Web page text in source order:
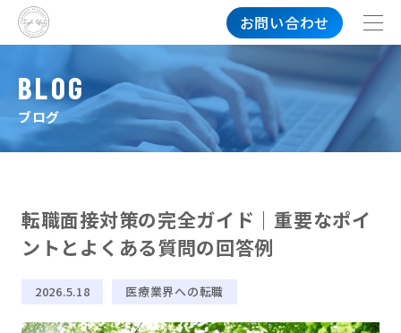
お問い合わせ
BLOG
ブログ
転職面接対策の完全ガイド｜重要なポイ
ントとよくある質問の回答例
2026.5.18 医療業界への転職